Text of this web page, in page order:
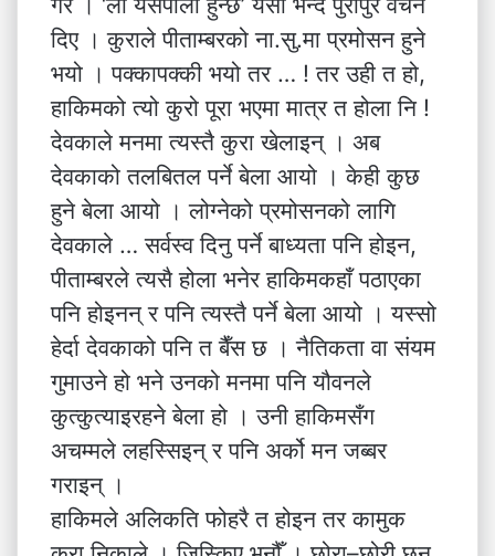
दिए । कुराले पीताम्बरको ना.सु.मा प्रमोसन हुने
भयो । पक्कापक्की भयो तर … ! तर उही त हो,
हाकिमको त्यो कुरो पूरा भएमा मात्र त होला नि !
देवकाले मनमा त्यस्तै कुरा खेलाइन् । अब
देवकाको तलबितल पर्ने बेला आयो । केही कुछ
हुने बेला आयो । लोग्नेको प्रमोसनको लागि
देवकाले … सर्वस्व दिनु पर्ने बाध्यता पनि होइन,
पीताम्बरले त्यसै होला भनेर हाकिमकहाँ पठाएका
पनि होइनन् र पनि त्यस्तै पर्ने बेला आयो । यस्सो
हेर्दा देवकाको पनि त बैँस छ । नैतिकता वा संयम
गुमाउने हो भने उनको मनमा पनि यौवनले
कुत्कुत्याइरहने बेला हो । उनी हाकिमसँग
अचम्मले लहस्सिइन् र पनि अर्को मन जब्बर
गराइन् ।
हाकिमले अलिकति फोहरै त होइन तर कामुक